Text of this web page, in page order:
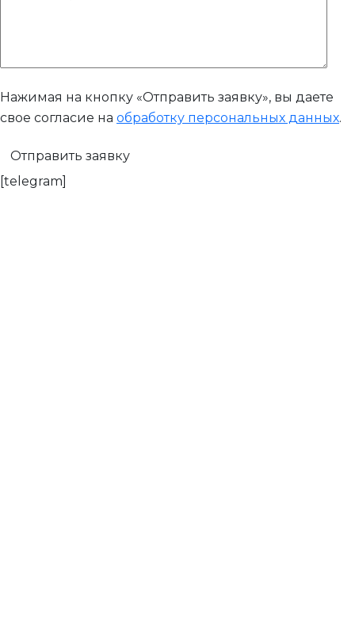
Нажимая на кнопку «Отправить заявку», вы даете
свое согласие на обработку персональных данных.
[telegram]